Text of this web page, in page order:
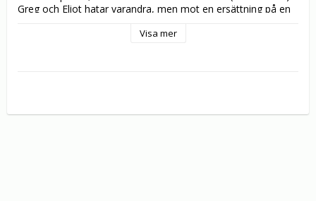
Greg och Eliot hatar varandra, men mot en ersättning på en
inte miljonärernas personal som ser sina chefer plötsligt
Visa mer